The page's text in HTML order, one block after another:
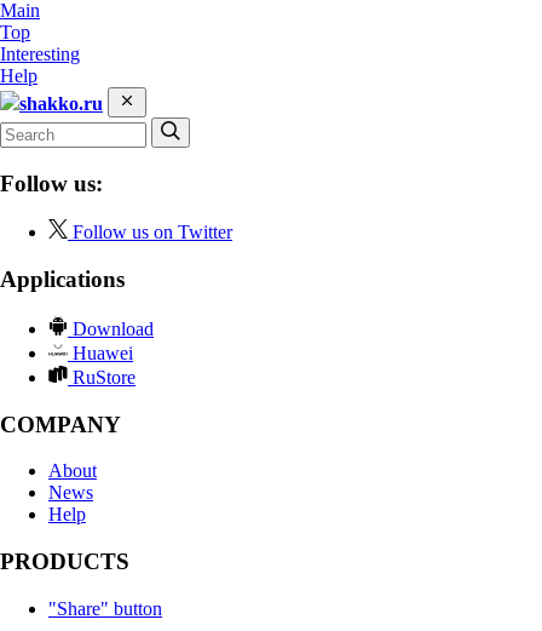
Main
Top
Interesting
Help
shakko.ru
Follow us:
Follow us on Twitter
Applications
Download
Huawei
RuStore
COMPANY
About
News
Help
PRODUCTS
"Share" button